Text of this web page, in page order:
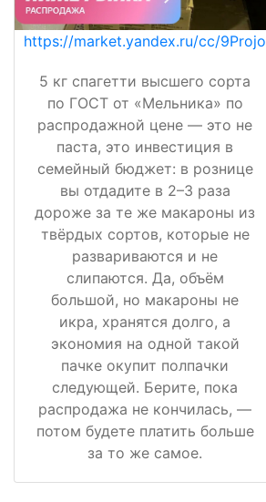
https://market.yandex.ru/cc/9Projo
5 кг спагетти высшего сорта
по ГОСТ от «Мельника» по
распродажной цене — это не
паста, это инвестиция в
семейный бюджет: в рознице
вы отдадите в 2–3 раза
дороже за те же макароны из
твёрдых сортов, которые не
развариваются и не
слипаются. Да, объём
большой, но макароны не
икра, хранятся долго, а
экономия на одной такой
пачке окупит полпачки
следующей. Берите, пока
распродажа не кончилась, —
потом будете платить больше
за то же самое.